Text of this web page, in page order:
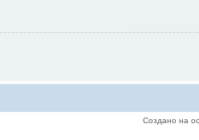
Создано на